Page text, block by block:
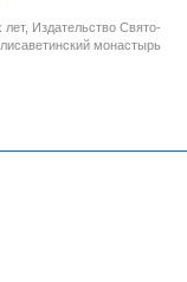
лет, Издательство Свято-
монастырь